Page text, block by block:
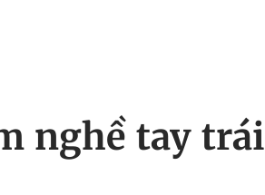
nghề tay trái